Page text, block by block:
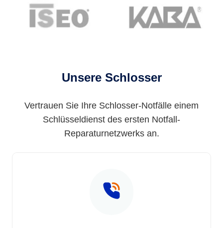
Unsere Schlosser
Vertrauen Sie Ihre Schlosser-Notfälle einem
Schlüsseldienst des ersten Notfall-
Reparaturnetzwerks an.